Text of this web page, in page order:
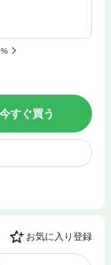
今すぐ買う
お気に入り登録